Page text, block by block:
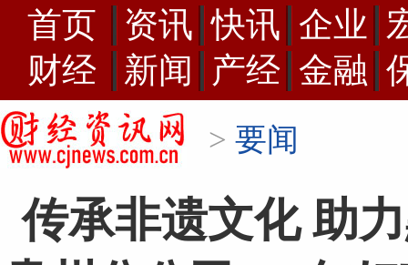
首页 资讯 快讯 企业
财经
新闻 产经 金融
> 要闻
传承非遗文化 助